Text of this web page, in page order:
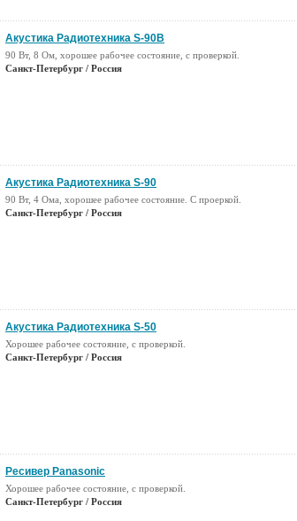
Акустика Радиотехника S-90В
90 Вт, 8 Ом, хорошее рабочее состояние, с проверкой.
Санкт-Петербург / Россия
Акустика Радиотехника S-90
90 Вт, 4 Ома, хорошее рабочее состояние. С проеркой.
Санкт-Петербург / Россия
Акустика Радиотехника S-50
Хорошее рабочее состояние, с проверкой.
Санкт-Петербург / Россия
Ресивер Panasonic
Хорошее рабочее состояние, с проверкой.
Санкт-Петербург / Россия